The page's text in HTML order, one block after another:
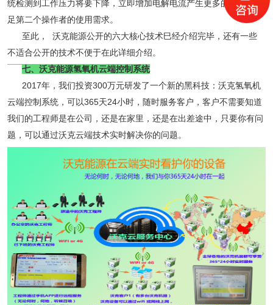
统检测到工作压力将要下降，立即增加电解电流产生更多的气体去满
足第二个操作者的使用需求。
至此， 沃克能源公开的六大核心技术巳经介绍完毕，还有一些
不适合公开的技术不便于在此详细介绍。
七、沃克能源氢氧机云端控制系统
2017年，我们投资300万元研发了一个新的黑科技：沃克氢氧机
云端控制系统，可以365天24小时，随时服务客户，客户不需要知道
我们的工程师是在公司，还是在家里，还是在出差途中，只要你有问
题，可以通过沃克云端技术实时解决你的问题。